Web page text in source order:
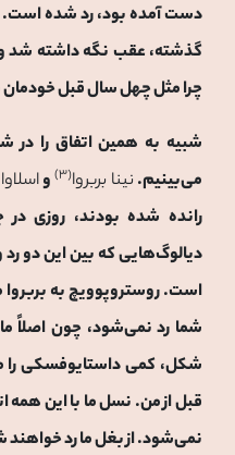
دست آمده بود، رد شده است.
گذشته، عقب نگه‌ داشته شد
چرا مثل چهل سال قبل
شبیه به همین اتفاق را
می‌بینیم. نینا بربروا(۳) و
رانده شده بودند، روزی
دیالوگ‌هایی که بین این دو
است. روستروپوویچ به
شما رد نمی‌شود، چون اصلاً
شکل، کمی داستایوفسکی
قبل از من. نسل ما با این
نمی‌شود. از بغل ما رد